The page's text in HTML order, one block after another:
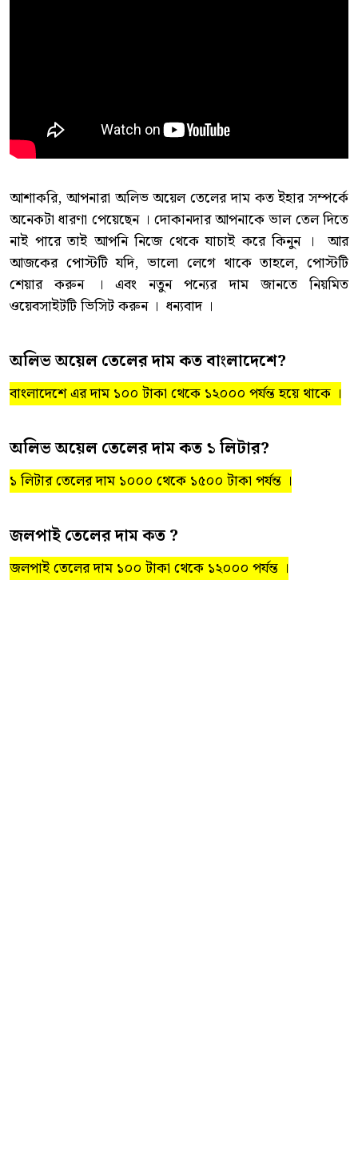
আশাকরি, আপনারা অলিভ অয়েল তেলের দাম কত ইহার সম্পর্কে
অনেকটা ধারণা পেয়েছেন । দোকানদার আপনাকে ভাল তেল দিতে
নাই পারে তাই আপনি নিজে থেকে যাচাই করে কিনুন । আর
আজকের পোস্টটি যদি, ভালো লেগে থাকে তাহলে, পোস্টটি
শেয়ার করুন । এবং নতুন পন্যের দাম জানতে নিয়মিত
ওয়েবসাইটটি ভিসিট করুন । ধন্যবাদ ।
অলিভ অয়েল তেলের দাম কত বাংলাদেশে?
বাংলাদেশে এর দাম ১০০ টাকা থেকে ১২০০০ পর্যন্ত হয়ে থাকে ।
অলিভ অয়েল তেলের দাম কত ১ লিটার?
১ লিটার তেলের দাম ১০০০ থেকে ১৫০০ টাকা পর্যন্ত ।
জলপাই তেলের দাম কত ?
জলপাই তেলের দাম ১০০ টাকা থেকে ১২০০০ পর্যন্ত ।